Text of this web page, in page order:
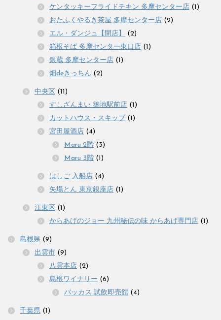
ケンタッキーフライドチキン 多摩センター店 (1)
おたふくやるき茶屋 多摩センター店 (2)
エル・ダンジュ【閉店】
(2)
箱根そば 多摩センター東口店 (1)
銀蔵 多摩センター店 (1)
畑deきっちん (2)
中央区 (11)
すしざんまい 築地駅前店 (1)
カットハウス・スキップ (1)
宮田屋酒店 (4)
Maru 2階 (3)
Maru 3階 (1)
はしご 入船店 (4)
矢場とん 東京銀座店 (1)
江東区 (1)
からあげのジョー 九州秘伝の味 からあげ専門店 (1)
島根県 (9)
出雲市 (9)
八雲本店 (2)
島根ワイナリー (6)
バッカス 試飲即売館 (4)
千葉県 (1)